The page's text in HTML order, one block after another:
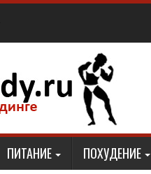
ПИТАНИЕ ПОХУДЕНИЕ